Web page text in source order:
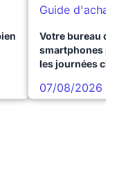
Guide d'achat
Votre bureau
smartphones
les journées
07/08/2026